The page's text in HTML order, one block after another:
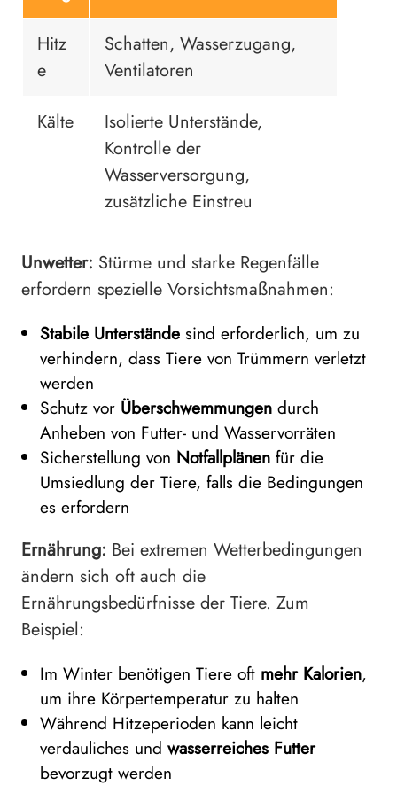
Hitz
e
Schatten, Wasserzugang,
Ventilatoren
Kälte
Isolierte Unterstände,
Kontrolle der
Wasserversorgung,
zusätzliche Einstreu
Unwetter: Stürme und starke Regenfälle
erfordern spezielle Vorsichtsmaßnahmen:
Stabile Unterstände sind erforderlich, um zu
verhindern, dass Tiere von Trümmern verletzt
werden
Schutz vor Überschwemmungen durch
Anheben von Futter- und Wasservorräten
Sicherstellung von Notfallplänen für die
Umsiedlung der Tiere, falls die Bedingungen
es erfordern
Ernährung: Bei extremen Wetterbedingungen
ändern sich oft auch die
Ernährungsbedürfnisse der Tiere. Zum
Beispiel:
Im Winter benötigen Tiere oft mehr Kalorien,
um ihre Körpertemperatur zu halten
Während Hitzeperioden kann leicht
verdauliches und wasserreiches Futter
bevorzugt werden